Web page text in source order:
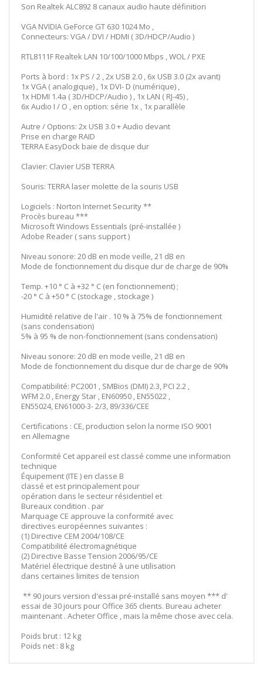
Son Realtek ALC892 8 canaux audio haute définition
VGA NVIDIA GeForce GT 630 1024 Mo ,
Connecteurs: VGA / DVI / HDMI ( 3D/HDCP/Audio )
RTL8111F Realtek LAN 10/100/1000 Mbps , WOL / PXE
Ports à bord : 1x PS / 2 , 2x USB 2.0 , 6x USB 3.0 (2x avant)
1x VGA ( analogique) , 1x DVI- D (numérique) ,
1x HDMI 1.4a ( 3D/HDCP/Audio ) , 1x LAN ( RJ-45) ,
6x Audio I / O , en option: série 1x , 1x parallèle
Autre / Options: 2x USB 3.0 + Audio devant
Prise en charge RAID
TERRA EasyDock baie de disque dur
Clavier: Clavier USB TERRA
Souris: TERRA laser molette de la souris USB
Logiciels : Norton Internet Security **
Procès bureau ***
Microsoft Windows Essentials (pré-installée )
Adobe Reader ( sans support )
Niveau sonore: 20 dB en mode veille, 21 dB en
Mode de fonctionnement du disque dur de charge de 90%
Temp. +10 ° C à +32 ° C (en fonctionnement) ;
-20 ° C à +50 ° C (stockage , stockage )
Humidité relative de l'air . 10 % à 75% de fonctionnement
(sans condensation)
5% à 95 % de non-fonctionnement (sans condensation)
Niveau sonore: 20 dB en mode veille, 21 dB en
Mode de fonctionnement du disque dur de charge de 90%
Compatibilité: PC2001 , SMBios (DMI) 2.3, PCI 2.2 ,
WFM 2.0 , Energy Star , EN60950 , EN55022 ,
EN55024, EN61000-3- 2/3, 89/336/CEE
Certifications : CE, production selon la norme ISO 9001
en Allemagne
Conformité Cet appareil est classé comme une information
technique
Équipement (ITE ) en classe B
classé et est principalement pour
opération dans le secteur résidentiel et
Bureaux condition . par
Marquage CE approuve la conformité avec
directives européennes suivantes :
(1) Directive CEM 2004/108/CE
Compatibilité électromagnétique
(2) Directive Basse Tension 2006/95/CE
Matériel électrique destiné à une utilisation
dans certaines limites de tension
** 90 jours version d'essai pré-installé sans moyen *** d'
essai de 30 jours pour Office 365 clients. Bureau acheter
maintenant . Acheter Office , mais la même chose avec cela.
Poids brut : 12 kg
Poids net : 8 kg